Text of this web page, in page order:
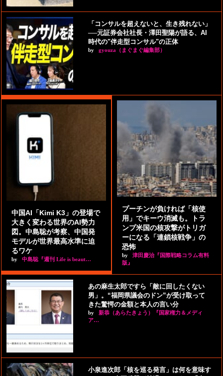
「コンサルを超えないと、生き残れない」
──元証券会社社長・澤田聖陽が語る、AI
時代の"伴走型コンサル"の正体
by gyouza（まぐまぐ編集部）
中国AI「Kimi K3」の登場で
大きく変わる世界のAI勢力
図。中島聡が考察、中国発
モデルが世界最高水準に迫
るワケ
by 中島聡『週刊 Life is beaut…
プーチンが負ければ「核使
用」でキーウ消滅も。トラ
ンプ米国の核攻撃がトリガ
ーになる「連鎖核戦争」の
恐怖
by
津田慶治『国際戦略コラム有料
版』
あの麻生太郎ですら「敵に回したくない
男」。“福岡県議会のドン”が受け取って
きた驚愕の金額と本人の言い分
by
新恭（あらたきょう）『国家権力＆メディ
ア…
小泉進次郎「核を巡る発言」は何を意味す